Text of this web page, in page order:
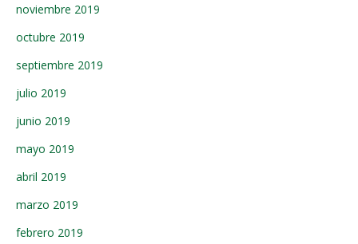
noviembre 2019
octubre 2019
septiembre 2019
julio 2019
junio 2019
mayo 2019
abril 2019
marzo 2019
febrero 2019